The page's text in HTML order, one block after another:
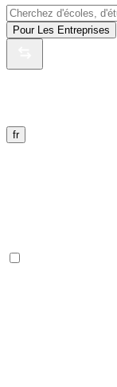
Pour Les Entreprises
fr